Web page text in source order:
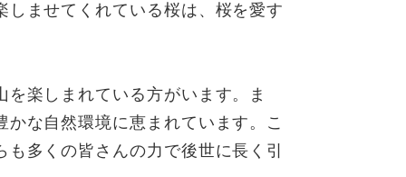
ませてくれている桜は、桜を愛す
楽しまれている方がいます。ま
な自然環境に恵まれています。こ
多くの皆さんの力で後世に長く引